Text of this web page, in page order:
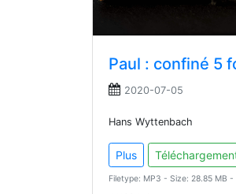
Paul : confiné 5
2020-07-05
Hans Wyttenbach
Plus
Filetype: MP3 - Size: 28.85 MB